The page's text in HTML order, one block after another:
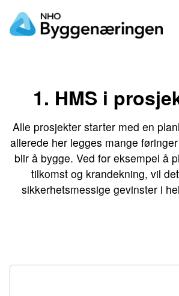
1. HMS i
Alle prosjekter starter med en
allerede her legges mange
blir å bygge. Ved for eksempel å
tilkomst og krandekning, vil
sikkerhetsmessige gevinster i